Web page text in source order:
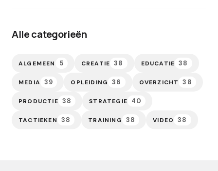
Alle categorieën
ALGEMEEN 5 CREATIE 38 EDUCATIE 38
MEDIA 39 OPLEIDING 36 OVERZICHT 38
PRODUCTIE 38 STRATEGIE 40
TACTIEKEN 38 TRAINING 38 VIDEO 38